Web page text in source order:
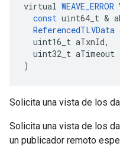
virtual WEAVE_ERROR
const uint64_t &
ReferencedTLVData
uint16_t aTxnId,
uint32_t aTimeout
)
Solicita una vista de los
Solicita una vista de los
un publicador remoto